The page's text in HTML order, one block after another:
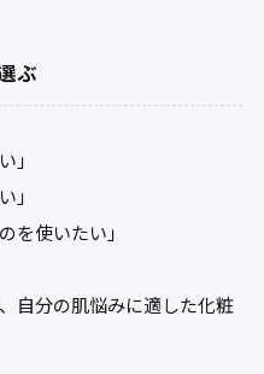
ぶ
」
」
を使いたい」
自分の肌悩みに適した化粧